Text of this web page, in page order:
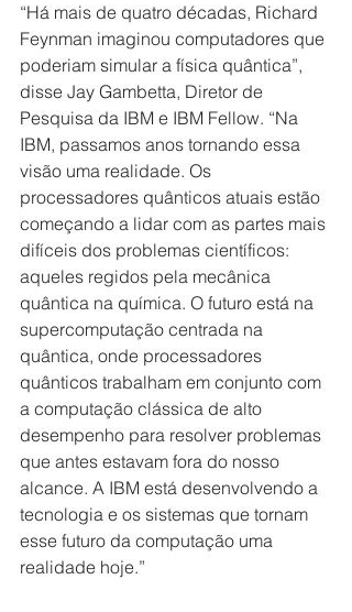
“Há mais de quatro décadas, Richard
Feynman imaginou computadores que
poderiam simular a física quântica”,
disse Jay Gambetta, Diretor de
Pesquisa da IBM e IBM Fellow. “Na
IBM, passamos anos tornando essa
visão uma realidade. Os
processadores quânticos atuais estão
começando a lidar com as partes mais
difíceis dos problemas científicos:
aqueles regidos pela mecânica
quântica na química. O futuro está na
supercomputação centrada na
quântica, onde processadores
quânticos trabalham em conjunto com
a computação clássica de alto
desempenho para resolver problemas
que antes estavam fora do nosso
alcance. A IBM está desenvolvendo a
tecnologia e os sistemas que tornam
esse futuro da computação uma
realidade hoje.”